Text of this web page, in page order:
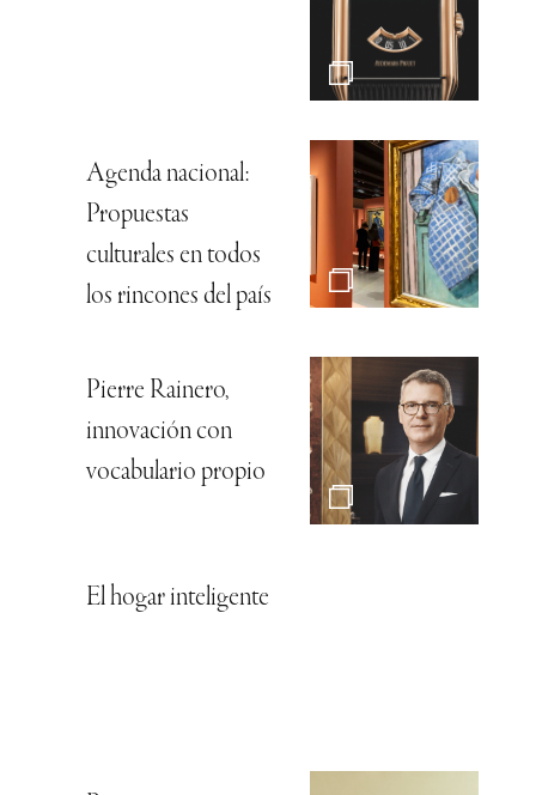
Agenda nacional:
Propuestas
culturales en todos
los rincones del país
Pierre Rainero,
innovación con
vocabulario propio
El hogar inteligente